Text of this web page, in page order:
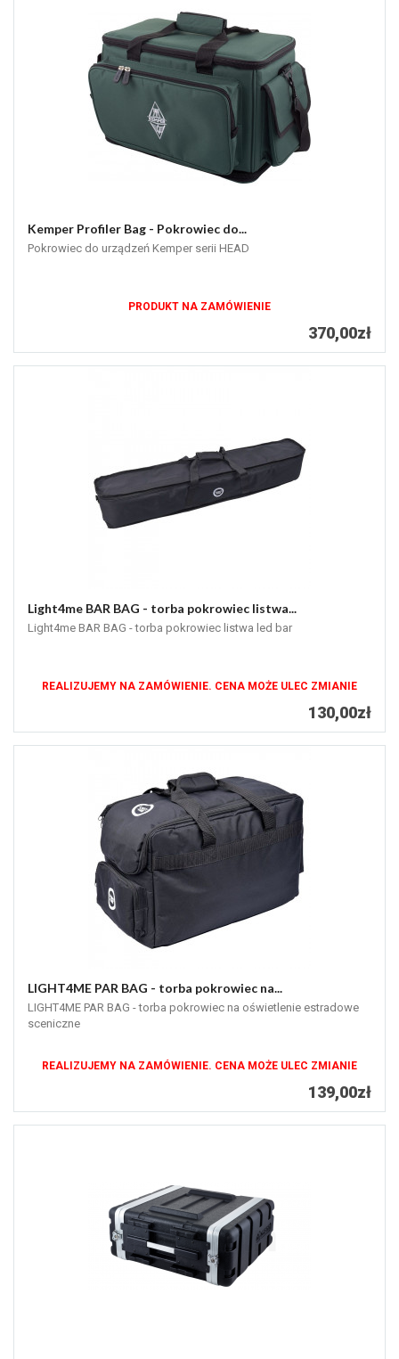
Kemper Profiler Bag - Pokrowiec do...
Pokrowiec do urządzeń Kemper serii HEAD
PRODUKT NA ZAMÓWIENIE
370,00zł
Light4me BAR BAG - torba pokrowiec listwa...
Light4me BAR BAG - torba pokrowiec listwa led bar
REALIZUJEMY NA ZAMÓWIENIE. CENA MOŻE ULEC ZMIANIE
130,00zł
LIGHT4ME PAR BAG - torba pokrowiec na...
LIGHT4ME PAR BAG - torba pokrowiec na oświetlenie estradowe
sceniczne
REALIZUJEMY NA ZAMÓWIENIE. CENA MOŻE ULEC ZMIANIE
139,00zł